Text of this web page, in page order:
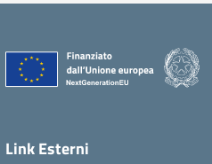
Link Esterni